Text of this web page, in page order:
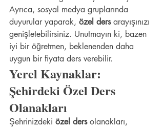
Ayrıca, sosyal medya gruplarında
duyurular yaparak, özel ders arayışınızı
genişletebilirsiniz. Unutmayın ki, bazen
iyi bir öğretmen, beklenenden daha
uygun bir fiyata ders verebilir.
Yerel Kaynaklar:
Şehirdeki Özel Ders
Olanakları
Şehrinizdeki özel ders olanakları,